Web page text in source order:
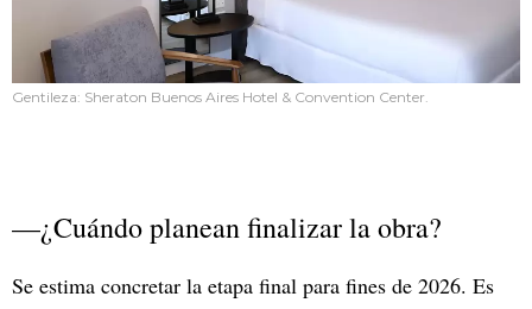
Gentileza: Sheraton Buenos Aires Hotel & Convention Center.
—¿Cuándo planean finalizar la obra?
Se estima concretar la etapa final para fines de 2026. Es